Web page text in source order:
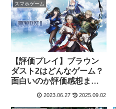
スマホゲーム
【評価プレイ】ブラウン
ダスト2はどんなゲーム？
面白いのか評価感想まと
め【PR】
2023.06.27 2025.09.02